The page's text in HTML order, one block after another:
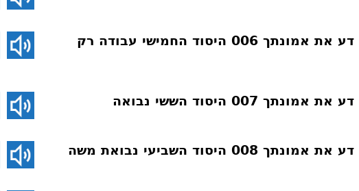
דע את אמונתך 006 היסוד החמישי עבודה רק
דע את אמונתך 007 היסוד הששי נבואה
דע את אמונתך 008 היסוד השביעי נבואת משה